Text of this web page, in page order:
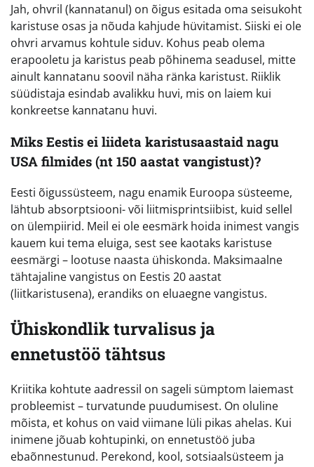
Jah, ohvril (kannatanul) on õigus esitada oma seisukoht
karistuse osas ja nõuda kahjude hüvitamist. Siiski ei ole
ohvri arvamus kohtule siduv. Kohus peab olema
erapooletu ja karistus peab põhinema seadusel, mitte
ainult kannatanu soovil näha ränka karistust. Riiklik
süüdistaja esindab avalikku huvi, mis on laiem kui
konkreetse kannatanu huvi.
Miks Eestis ei liideta karistusaastaid nagu
USA filmides (nt 150 aastat vangistust)?
Eesti õigussüsteem, nagu enamik Euroopa süsteeme,
lähtub absorptsiooni- või liitmisprintsiibist, kuid sellel
on ülempiirid. Meil ei ole eesmärk hoida inimest vangis
kauem kui tema eluiga, sest see kaotaks karistuse
eesmärgi – lootuse naasta ühiskonda. Maksimaalne
tähtajaline vangistus on Eestis 20 aastat
(liitkaristusena), erandiks on eluaegne vangistus.
Ühiskondlik turvalisus ja
ennetustöö tähtsus
Kriitika kohtute aadressil on sageli sümptom laiemast
probleemist – turvatunde puudumisest. On oluline
mõista, et kohus on vaid viimane lüli pikas ahelas. Kui
inimene jõuab kohtupinki, on ennetustöö juba
ebaõnnestunud. Perekond, kool, sotsiaalsüsteem ja